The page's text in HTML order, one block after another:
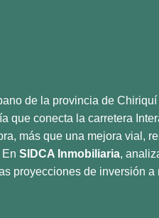
de la provincia de
que conecta la carretera
más que una mejora vial,
SIDCA Inmobiliaria,
proyecciones de inversión a